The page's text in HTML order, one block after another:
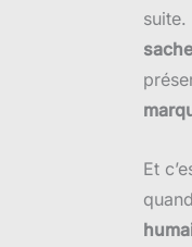
suite.
Et